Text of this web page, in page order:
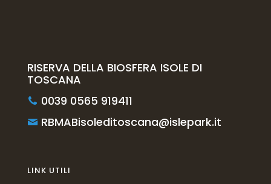
RISERVA DELLA BIOSFERA ISOLE DI
TOSCANA
0039 0565 919411
RBMABisoleditoscana@islepark.it
LINK UTILI